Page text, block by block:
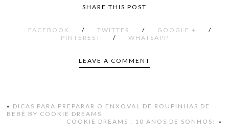
SHARE THIS POST
FACEBOOK / TWITTER / GOOGLE +
/
PINTEREST
/ WHATSAPP
LEAVE A COMMENT
« DICAS PARA PREPARAR O ENXOVAL DE ROUPINHAS DE
BEBÊ BY COOKIE DREAMS
COOKIE DREAMS : 10 ANOS DE SONHOS! »